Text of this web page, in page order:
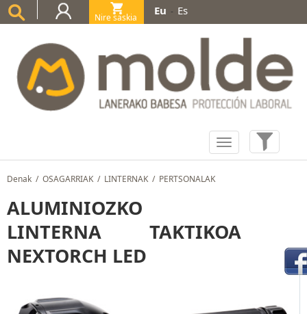
Nire saskia
(0)
Eu - Es
Denak / OSAGARRIAK / LINTERNAK / PERTSONALAK
ALUMINIOZKO
LINTERNA TAKTIKOA
NEXTORCH LED